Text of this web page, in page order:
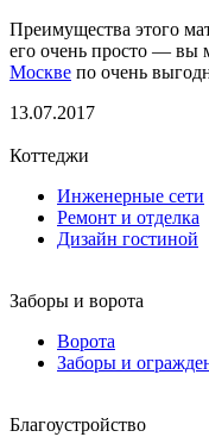
Преимущества этого
его очень просто — вы
Москве по очень
13.07.2017
Коттеджи
Инженерные сети
Ремонт и отделка
Дизайн гостиной
Заборы и ворота
Ворота
Заборы и
Благоустройство